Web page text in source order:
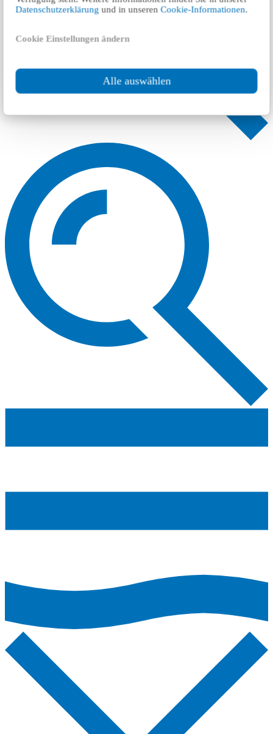
Datenschutzerklärung und in unserenCookie-Informationen.
Cookie Einstellungen ändern
Alle auswählen